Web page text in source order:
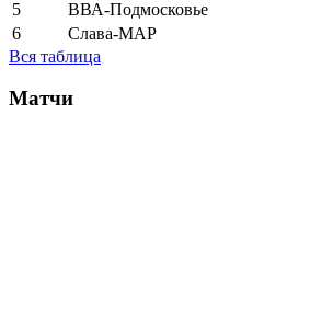
5 ВВА-Подмосковье
6
Слава-МАР
Вся таблица
Матчи